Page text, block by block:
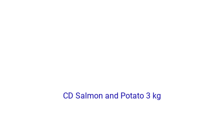
CD Salmon and Potato 3 kg